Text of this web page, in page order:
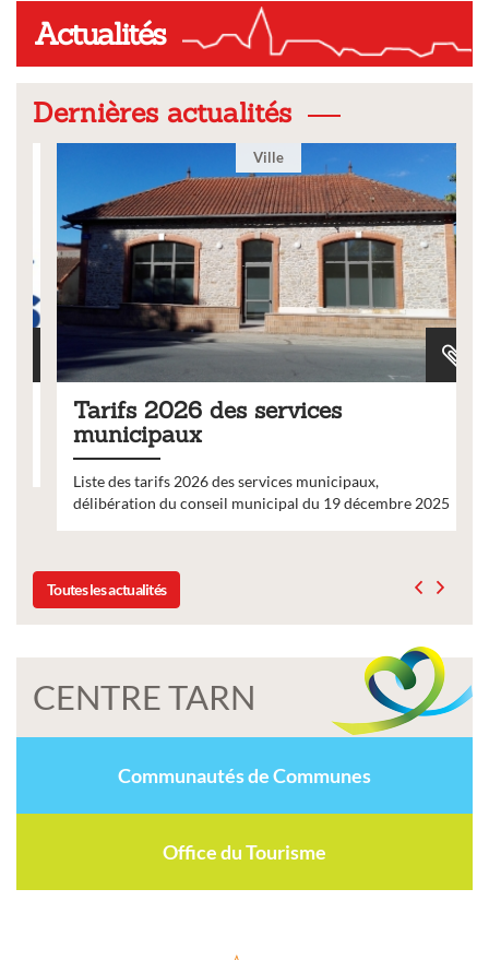
Actualités
Dernières actualités
Ville
Tarifs 2026 des services
municipaux
Liste des tarifs 2026 des services municipaux,
délibération du conseil municipal du 19 décembre 2025
Toutes les actualités
CENTRE TARN
Communautés de Communes
Office du Tourisme